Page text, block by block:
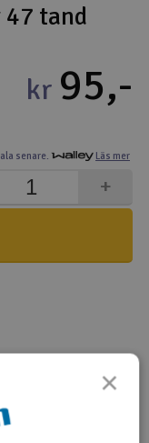
47 tand
senare. Läs mer
kr 95,-
+
×